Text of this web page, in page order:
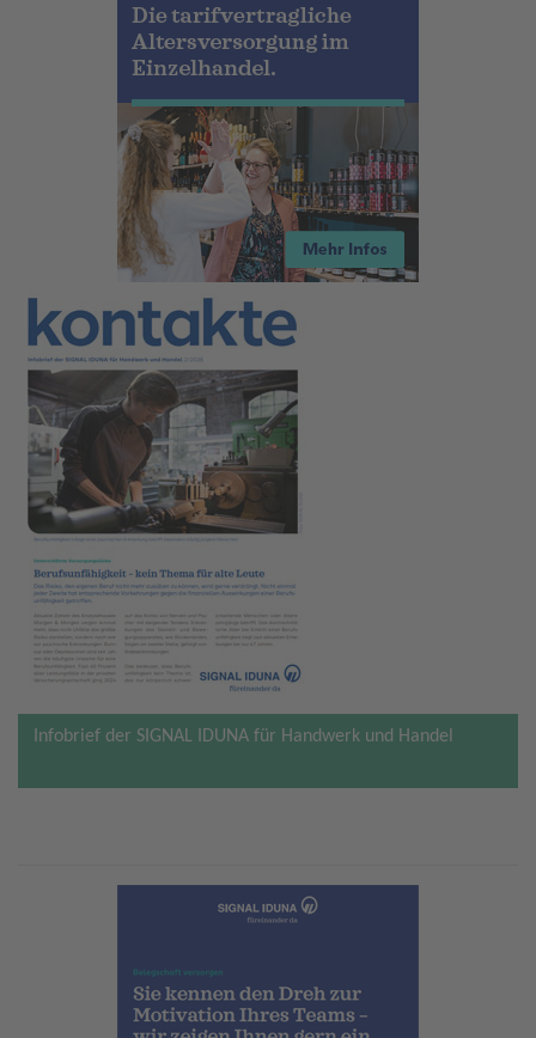
Infobrief der SIGNAL IDUNA für Handwerk und Handel